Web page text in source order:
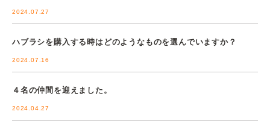
2024.07.27
ハブラシを購入する時はどのようなものを選んでいますか？
2024.07.16
４名の仲間を迎えました。
2024.04.27